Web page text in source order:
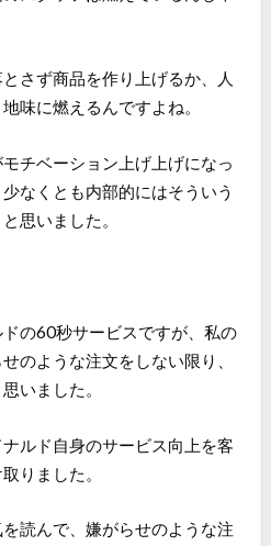
さず商品を作り上げるか、人
味に燃えるんですよね。
チベーション上げ上げになっ
なくとも内部的にはそういう
思いました。
の60秒サービスですが、私の
のような注文をしない限り、
いました。
ルド自身のサービス向上を客
りました。
読んで、嫌がらせのような注